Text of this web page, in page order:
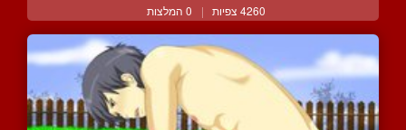
4260 צפיות | 0 המלצות